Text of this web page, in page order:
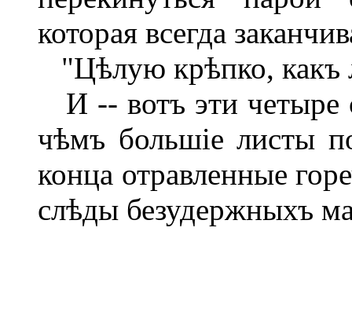
которая всегда
"Цѣлую крѣпко,
И -- вотъ эти четыре
чѣмъ большіе листы
конца отравленные
слѣды безудержныхъ